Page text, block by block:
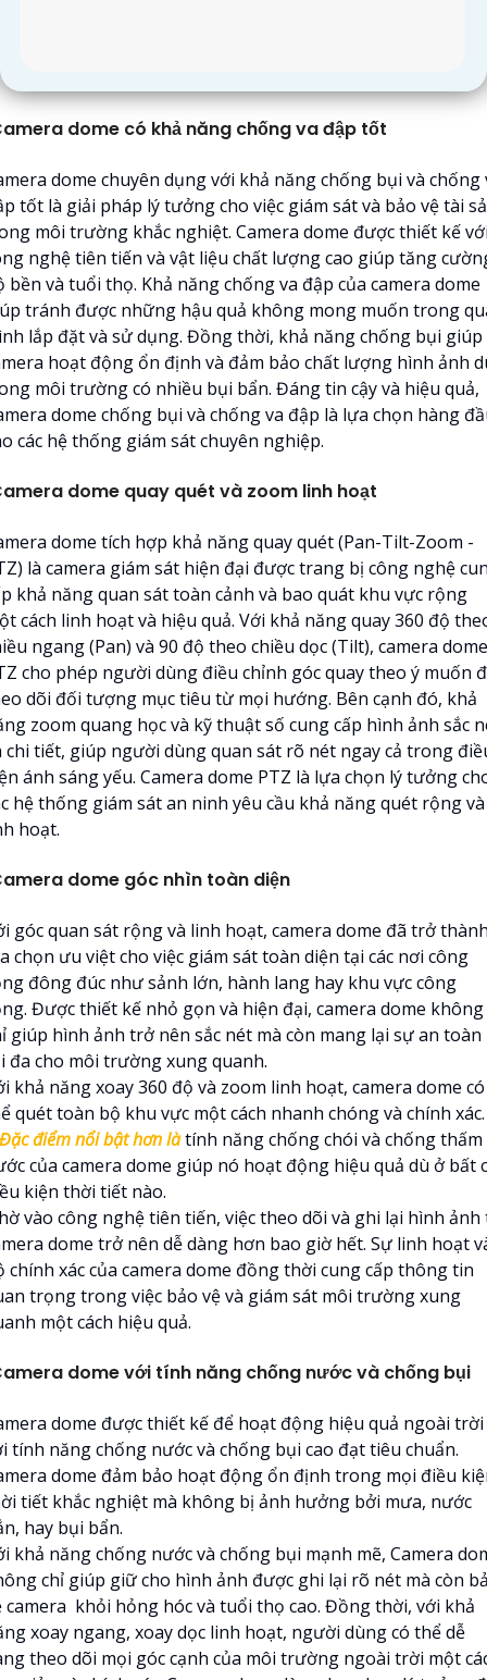
dome có khả năng chống va đập tốt
dome chuyên dụng với khả năng chống bụi và chống
tốt là giải pháp lý tưởng cho việc giám sát và bảo vệ tài
môi trường khắc nghiệt. Camera dome được thiết kế
nghệ tiên tiến và vật liệu chất lượng cao giúp tăng
bền và tuổi thọ. Khả năng chống va đập của camera dome
tránh được những hậu quả không mong muốn trong
lắp đặt và sử dụng. Đồng thời, khả năng chống bụi giúp
hoạt động ổn định và đảm bảo chất lượng hình ảnh
môi trường có nhiều bụi bẩn. Đáng tin cậy và hiệu quả,
dome chống bụi và chống va đập là lựa chọn hàng
các hệ thống giám sát chuyên nghiệp.
dome quay quét và zoom linh hoạt
dome tích hợp khả năng quay quét (Pan-Tilt-Zoom -
là camera giám sát hiện đại được trang bị công nghệ
khả năng quan sát toàn cảnh và bao quát khu vực rộng
cách linh hoạt và hiệu quả. Với khả năng quay 360 độ
ngang (Pan) và 90 độ theo chiều dọc (Tilt), camera dome
cho phép người dùng điều chỉnh góc quay theo ý muốn
dõi đối tượng mục tiêu từ mọi hướng. Bên cạnh đó, khả
zoom quang học và kỹ thuật số cung cấp hình ảnh sắc
chi tiết, giúp người dùng quan sát rõ nét ngay cả trong
ánh sáng yếu. Camera dome PTZ là lựa chọn lý tưởng
hệ thống giám sát an ninh yêu cầu khả năng quét rộng và
hoạt.
dome góc nhìn toàn diện
góc quan sát rộng và linh hoạt, camera dome đã trở
chọn ưu việt cho việc giám sát toàn diện tại các nơi công
đông đúc như sảnh lớn, hành lang hay khu vực công
Được thiết kế nhỏ gọn và hiện đại, camera dome không
giúp hình ảnh trở nên sắc nét mà còn mang lại sự an toàn
đa cho môi trường xung quanh.
khả năng xoay 360 độ và zoom linh hoạt, camera dome có
quét toàn bộ khu vực một cách nhanh chóng và chính xác.
Đặc điểm nổi bật hơn làtính năng chống chói và chống thấm
của camera dome giúp nó hoạt động hiệu quả dù ở bất
kiện thời tiết nào.
vào công nghệ tiên tiến, việc theo dõi và ghi lại hình ảnh
dome trở nên dễ dàng hơn bao giờ hết. Sự linh hoạt
chính xác của camera dome đồng thời cung cấp thông tin
trọng trong việc bảo vệ và giám sát môi trường xung
một cách hiệu quả.
dome với tính năng chống nước và chống bụi
dome được thiết kế để hoạt động hiệu quả ngoài trời
tính năng chống nước và chống bụi cao đạt tiêu chuẩn.
dome đảm bảo hoạt động ổn định trong mọi điều
tiết khắc nghiệt mà không bị ảnh hưởng bởi mưa, nước
hay bụi bẩn.
khả năng chống nước và chống bụi mạnh mẽ, Camera
chỉ giúp giữ cho hình ảnh được ghi lại rõ nét mà còn
camera khỏi hỏng hóc và tuổi thọ cao. Đồng thời, với khả
xoay ngang, xoay dọc linh hoạt, người dùng có thể dễ
theo dõi mọi góc cạnh của môi trường ngoài trời một